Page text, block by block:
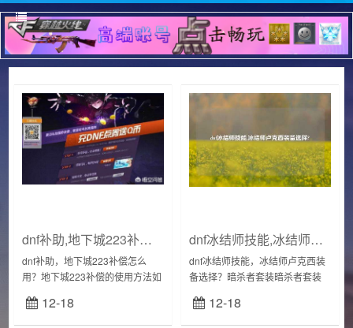
dnf补助,地下城223补偿怎么用?
dnf补助，地下城223补偿怎么
用？地下城223补偿的使用方法如
使用方式主要有3种，如果玩家有
买新春礼包的想法，可以用来买
12-18
dnf冰结师技能,冰结师卢克西装备选择?
dnf冰结师技能，冰结师卢克西装
备选择？暗杀者套装暗杀者套装
况下可以选择，搭配歧路套和恍
惚套，达到超高续航能力，诸
12-18